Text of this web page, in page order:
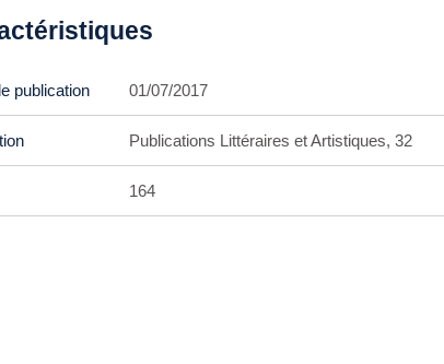
publication 01/07/2017
Publications Littéraires et Artistiques, 32
164